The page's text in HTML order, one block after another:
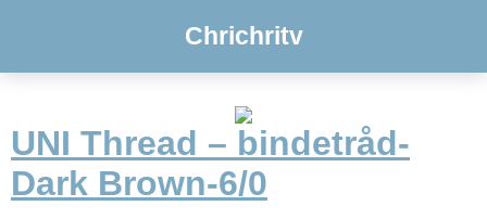
Chrichritv
UNI Thread – bindetråd-
Dark Brown-6/0